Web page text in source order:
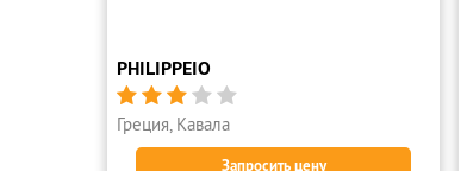
PHILIPPEIO
    
Греция, Кавала
Запросить цену